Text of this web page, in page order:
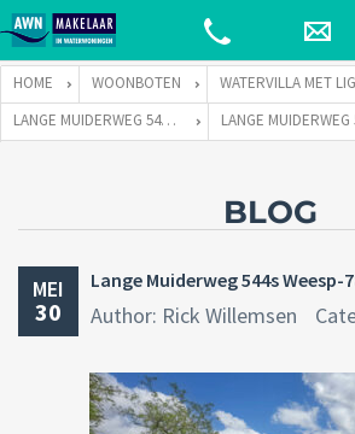
HOME WOONBOTEN
LANGE MUIDERWEG 544 TE 1382 LC WEESP
BLOG
MEI
30
Lange Muiderweg 544s Weesp-
Author: Rick Willemsen